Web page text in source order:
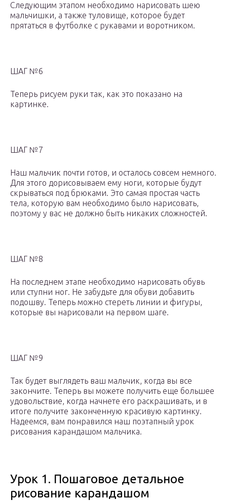
Следующим этапом необходимо нарисовать шею
мальчишки, а также туловище, которое будет
прятаться в футболке с рукавами и воротником.
ШАГ №6
Теперь рисуем руки так, как это показано на
картинке.
ШАГ №7
Наш мальчик почти готов, и осталось совсем немного.
Для этого дорисовываем ему ноги, которые будут
скрываться под брюками. Это самая простая часть
тела, которую вам необходимо было нарисовать,
поэтому у вас не должно быть никаких сложностей.
ШАГ №8
На последнем этапе необходимо нарисовать обувь
или ступни ног. Не забудьте для обуви добавить
подошву. Теперь можно стереть линии и фигуры,
которые вы нарисовали на первом шаге.
ШАГ №9
Так будет выглядеть ваш мальчик, когда вы все
закончите. Теперь вы можете получить еще большее
удовольствие, когда начнете его раскрашивать, и в
итоге получите законченную красивую картинку.
Надеемся, вам понравился наш поэтапный урок
рисования карандашом мальчика.
Урок 1. Пошаговое детальное
рисование карандашом